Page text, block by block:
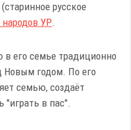
русское
УР.
в его семье традиционно
Новым годом. По его
семью, создаёт
"играть в пас".